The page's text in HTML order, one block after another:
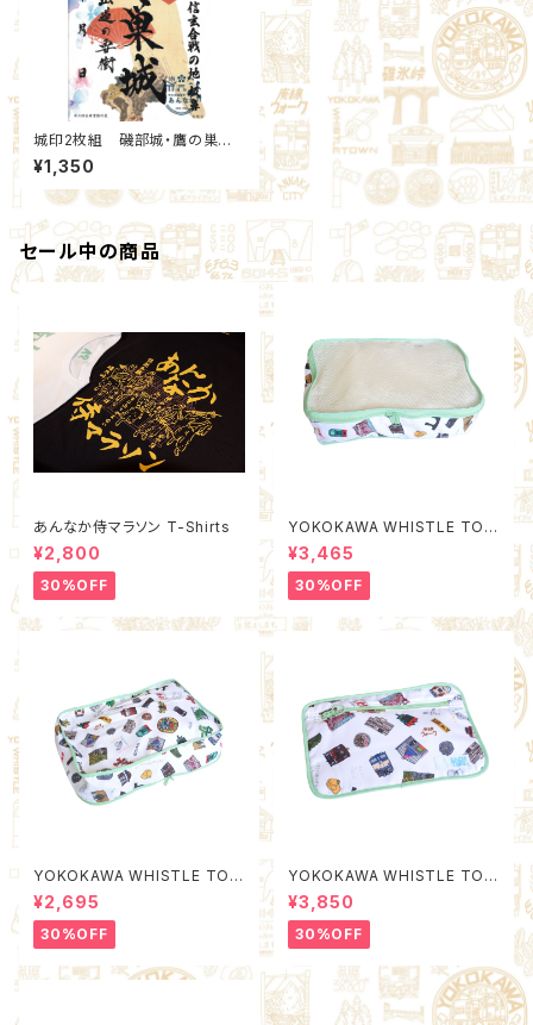
城印2枚組 磯部城・鷹の巣城
2026夏限定セット(6,11)：北群
馬甲冑工房【群雄印】×安中市観
光機構
¥1,350
セール中の商品
あんなか侍マラソン T-Shirts
¥2,800
30%OFF
YOKOKAWA WHISTLE TOW
N Packing Organizer M (Qu
ality Control by EACHTIME.
¥3,465
30%OFF
YOKOKAWA WHISTLE TOW
N Packing Organizer S (Qu
ality Control by EACHTIME.
¥2,695
30%OFF
YOKOKAWA WHISTLE TOW
N Poach L (Quality Control
by EACHTIME. )
¥3,850
30%OFF